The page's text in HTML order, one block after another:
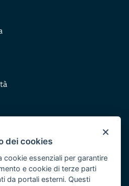
Puglia
del POR Puglia 2014/2020 -
×
dei cookies
cookie essenziali per garantire
e cookie di terze parti
da portali esterni. Questi